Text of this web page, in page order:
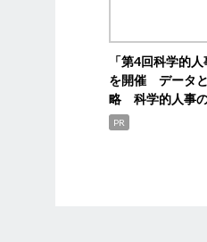
「第4回科学的
を開催 データ
略 科学的人事
PR